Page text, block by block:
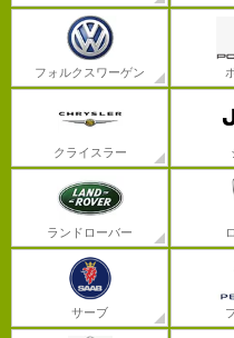
フォルクスワーゲン
クライスラー
ランドローバー
サーブ